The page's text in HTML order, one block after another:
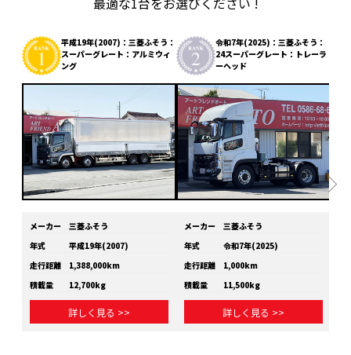
平成19年(2007)：三菱ふそう：
スーパーグレート：アルミウィ
ング
メーカー
三菱ふそう
年式
平成19年(2007)
走行距離
1,388,000km
積載量
12,700kg
詳しく見る >>
令和7年(2025)：三菱ふそう：
24スーパーグレート：トレーラ
ーヘッド
メーカー
三菱ふそう
年式
令和7年(2025)
走行距離
1,000km
積載量
11,500kg
詳しく見る >>